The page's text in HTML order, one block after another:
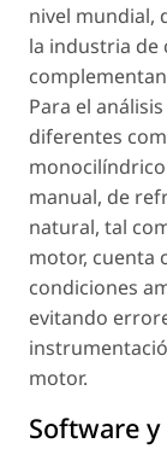
nivel mundial,
la industria de
Para el
diferentes
monocilíndrico
manual, de
natural, tal
motor, cuenta
condiciones
evitando
motor.
Software